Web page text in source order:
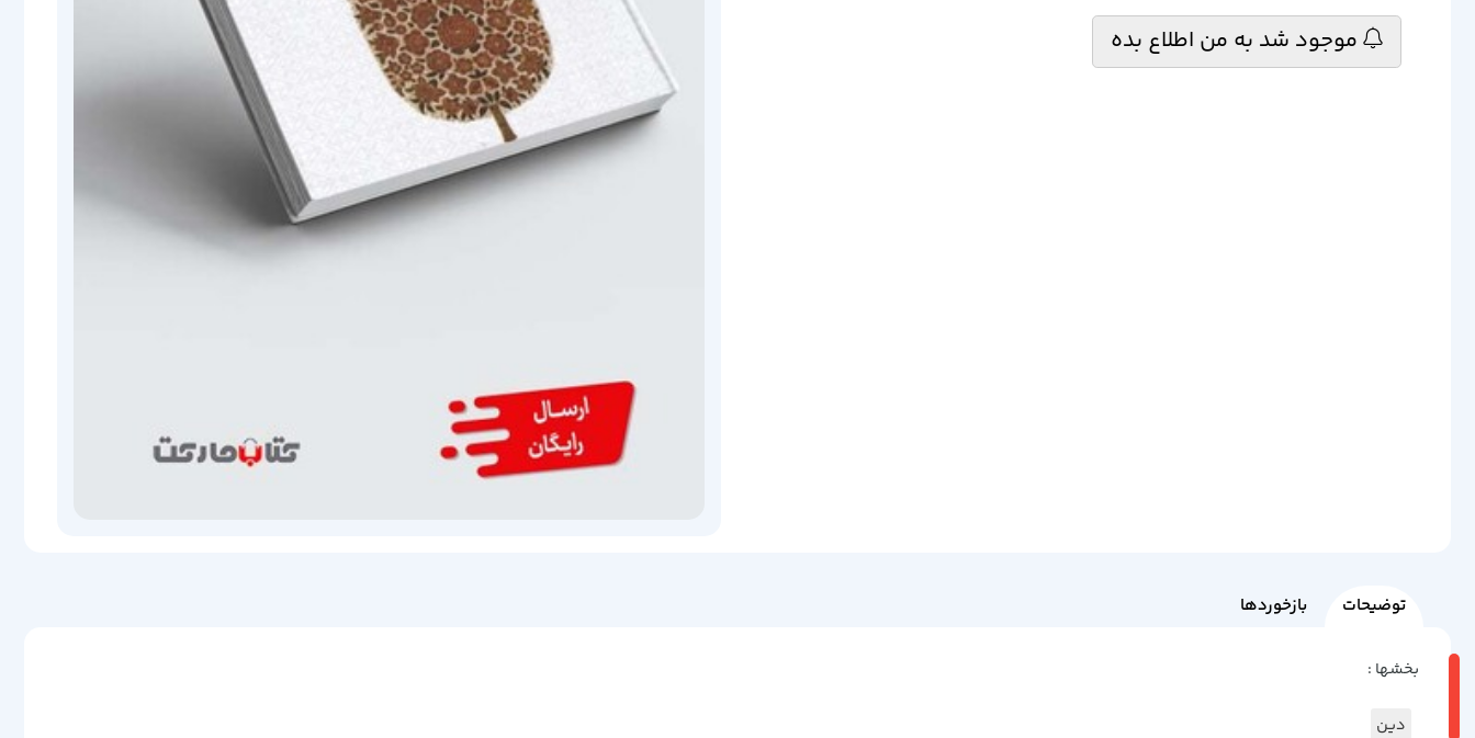
موجود شد به من اطلاع بده
توضیحات بازخوردها
بخشها :
دین